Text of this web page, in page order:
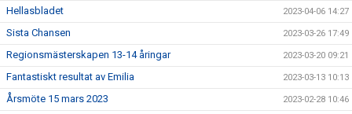
Hellasbladet 2023-04-06 14:27
Sista Chansen 2023-03-26 17:49
Regionsmästerskapen 13-14 åringar 2023-03-20 09:21
Fantastiskt resultat av Emilia 2023-03-13 10:13
Årsmöte 15 mars 2023 2023-02-28 10:46